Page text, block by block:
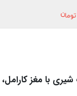
با مغز کارامل، بادام